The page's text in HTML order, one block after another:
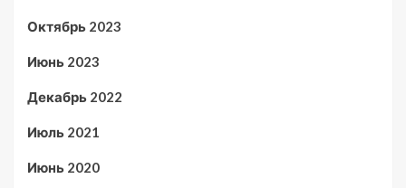
Октябрь 2023
Июнь 2023
Декабрь 2022
Июль 2021
Июнь 2020